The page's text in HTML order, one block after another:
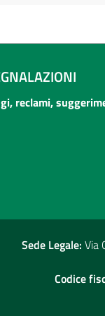
reclami,
Sede Legale: Via
Codice